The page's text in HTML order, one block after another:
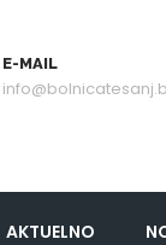
E-MAIL
AKTUELNO